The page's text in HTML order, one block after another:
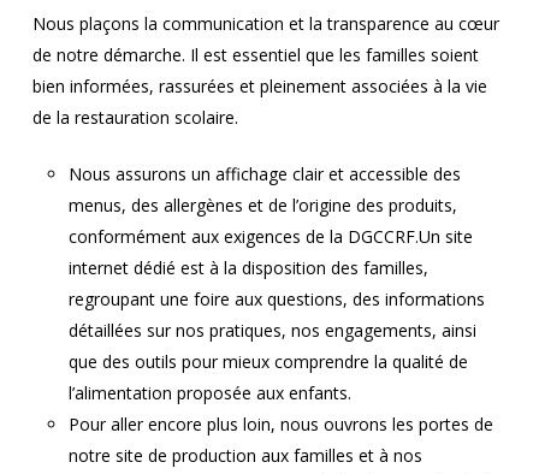
Nous plaçons la communication et la transparence au cœur
de notre démarche. Il est essentiel que les familles soient
bien informées, rassurées et pleinement associées à la vie
de la restauration scolaire.
Nous assurons un affichage clair et accessible des
menus, des allergènes et de l’origine des produits,
conformément aux exigences de la DGCCRF.Un site
internet dédié est à la disposition des familles,
regroupant une foire aux questions, des informations
détaillées sur nos pratiques, nos engagements, ainsi
que des outils pour mieux comprendre la qualité de
l’alimentation proposée aux enfants.
Pour aller encore plus loin, nous ouvrons les portes de
notre site de production aux familles et à nos